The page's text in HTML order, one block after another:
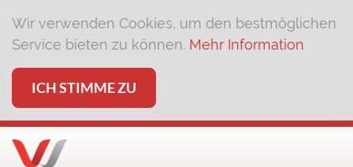
Wir verwenden Cookies, um den bestmöglichen
Service bieten zu können. Mehr Information
ICH STIMME ZU